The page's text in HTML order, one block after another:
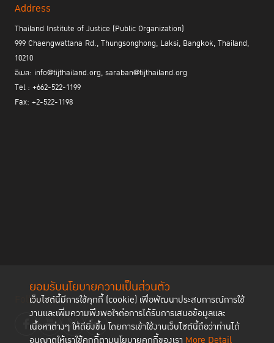
ยอมรับนโยบายความเป็นส่วนตัว
เว็บไซต์นี้มีการใช้คุกกี้ (cookie) เพื่อพัฒนาประสบการณ์การใช้
งานและเพิ่มความพึงพอใจต่อการได้รับการเสนอข้อมูลและ
เนื้อหาต่างๆ ให้ดียิ่งขึ้น โดยการเข้าใช้งานเว็บไซต์นี้ถือว่าท่านได้
Address
Thailand Institute of Justice (Public Organization)
999 Chaengwattana Rd., Thungsonghong, Laksi, Bangkok, Thailand,
10210
อีเมล: info@tijthailand.org, saraban@tijthailand.org
Tel : +662-522-1199
Fax: +2-522-1198
Follow us